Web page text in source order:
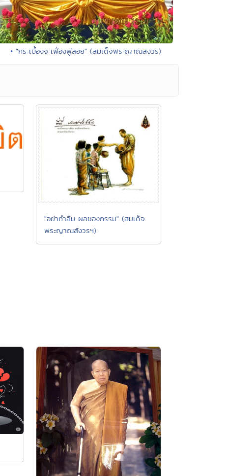
• "กระเบื้องจะเฟื่องฟูลอย" (สมเด็จพระญาณสังวร)
"อย่าทำลืม ผลของกรรม" (สมเด็จ
พระญาณสังวรฯ)